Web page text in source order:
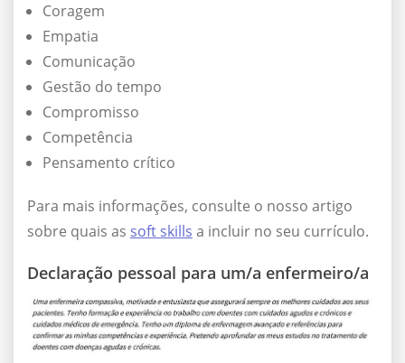
Coragem
Empatia
Comunicação
Gestão do tempo
Compromisso
Competência
Pensamento crítico
Para mais informações, consulte o nosso artigo
sobre quais as soft skills a incluir no seu currículo.
Declaração pessoal para um/a enfermeiro/a